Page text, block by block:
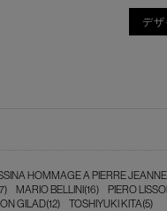
デ
HOMMAGE A PIERRE
MARIO BELLINI(16) PIERO
GILAD(12) TOSHIYUKI KITA(5)